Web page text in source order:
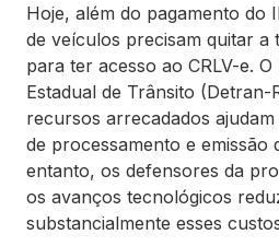
Hoje, além do pagamento do
de veículos precisam quitar a
para ter acesso ao CRLV-e.
Estadual de Trânsito (Detran-
recursos arrecadados
de processamento e emissão
entanto, os defensores da
os avanços tecnológicos
substancialmente esses